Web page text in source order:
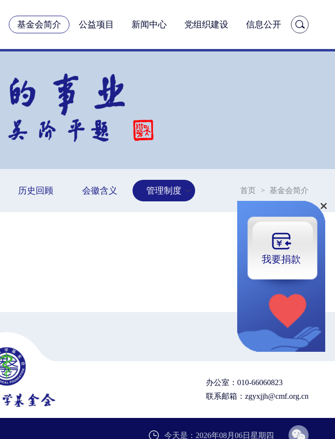
基金会简介 公益项目 新闻中心 党组织建设 信息公开
历史回顾 会徽含义 管理制度 首页 > 基金会简介
办公室：010-66060823
联系邮箱：zgyxjjh@cmf.org.cn
今天是：2026年08月06日星期四
我要捐款